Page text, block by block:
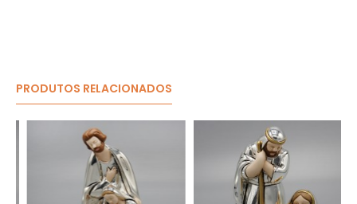
PRODUTOS RELACIONADOS